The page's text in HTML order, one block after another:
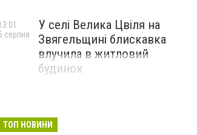
У селі Велика Цвіля на
Звягельщині блискавка
влучила в житловий
будинок
серпня
ТОП НОВИНИ